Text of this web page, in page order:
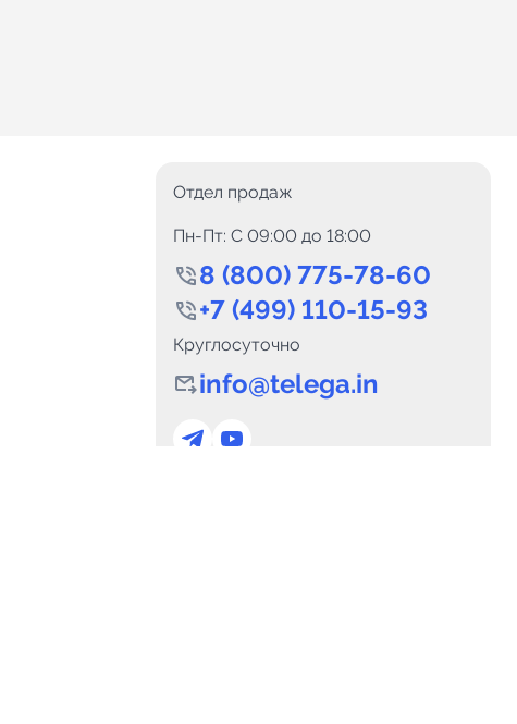
Отдел продаж
Пн-Пт: C 09:00 до 18:00
8 (800) 775-78-60
+7 (499) 110-15-93
Круглосуточно
info@telega.in